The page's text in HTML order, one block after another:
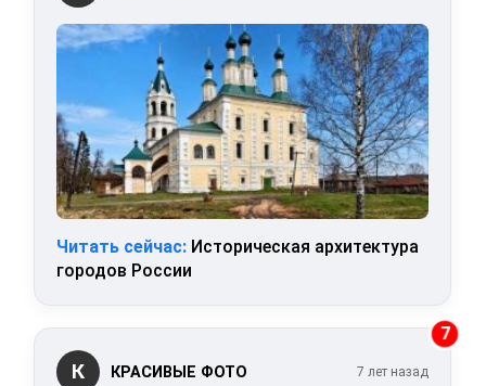
Читать сейчас: Историческая архитектура
городов России
7
К КРАСИВЫЕ ФОТО 7 лет назад